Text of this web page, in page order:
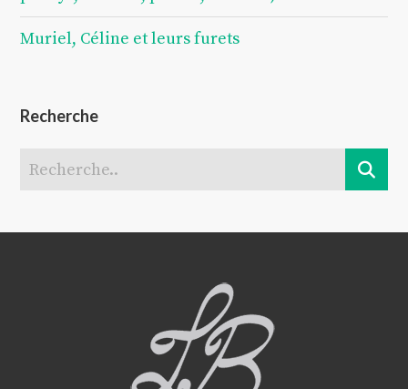
Muriel, Céline et leurs furets
Recherche